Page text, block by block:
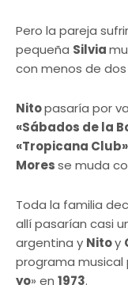
Pero la pareja
pequeña Silvia
con menos de
Nitopasaría por
«Sábados de la
«Tropicana Club»
Moresse muda
Toda la familia
allí pasarían casi
argentina y Nitoy
programa musical
yo» en 1973.